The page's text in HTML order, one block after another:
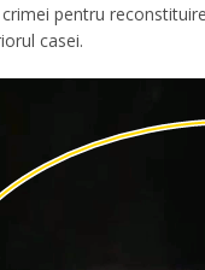
pentru
casei.